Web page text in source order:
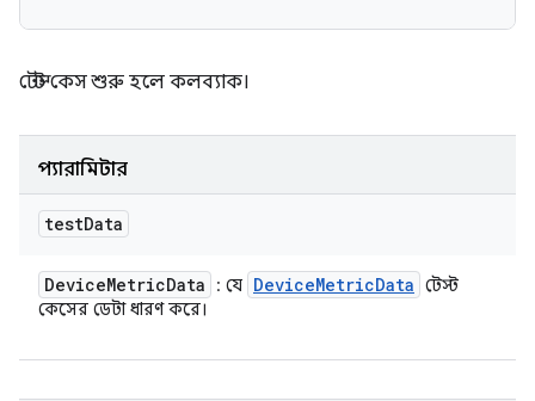
টেস্ট কেস শুরু হলে কলব্যাক।
প্যারামিটার
testData
DeviceMetricData : যে DeviceMetricData টেস্ট
কেসের ডেটা ধারণ করে।